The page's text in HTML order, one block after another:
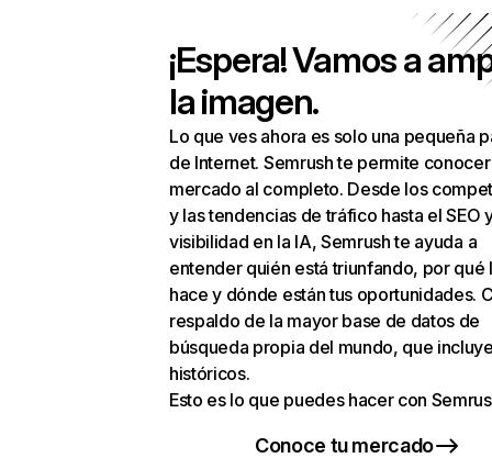
¡Espera! Vamos a
la imagen.
Lo que ves ahora es solo una pequeña
de Internet. Semrush te permite
mercado al completo. Desde los
y las tendencias de tráfico hasta el SEO
visibilidad en la IA, Semrush te ayuda a
entender quién está triunfando, por qué
hace y dónde están tus oportunidades.
respaldo de la mayor base de datos de
búsqueda propia del mundo, que
históricos.
Esto es lo que puedes hacer con
Conoce tu mercado